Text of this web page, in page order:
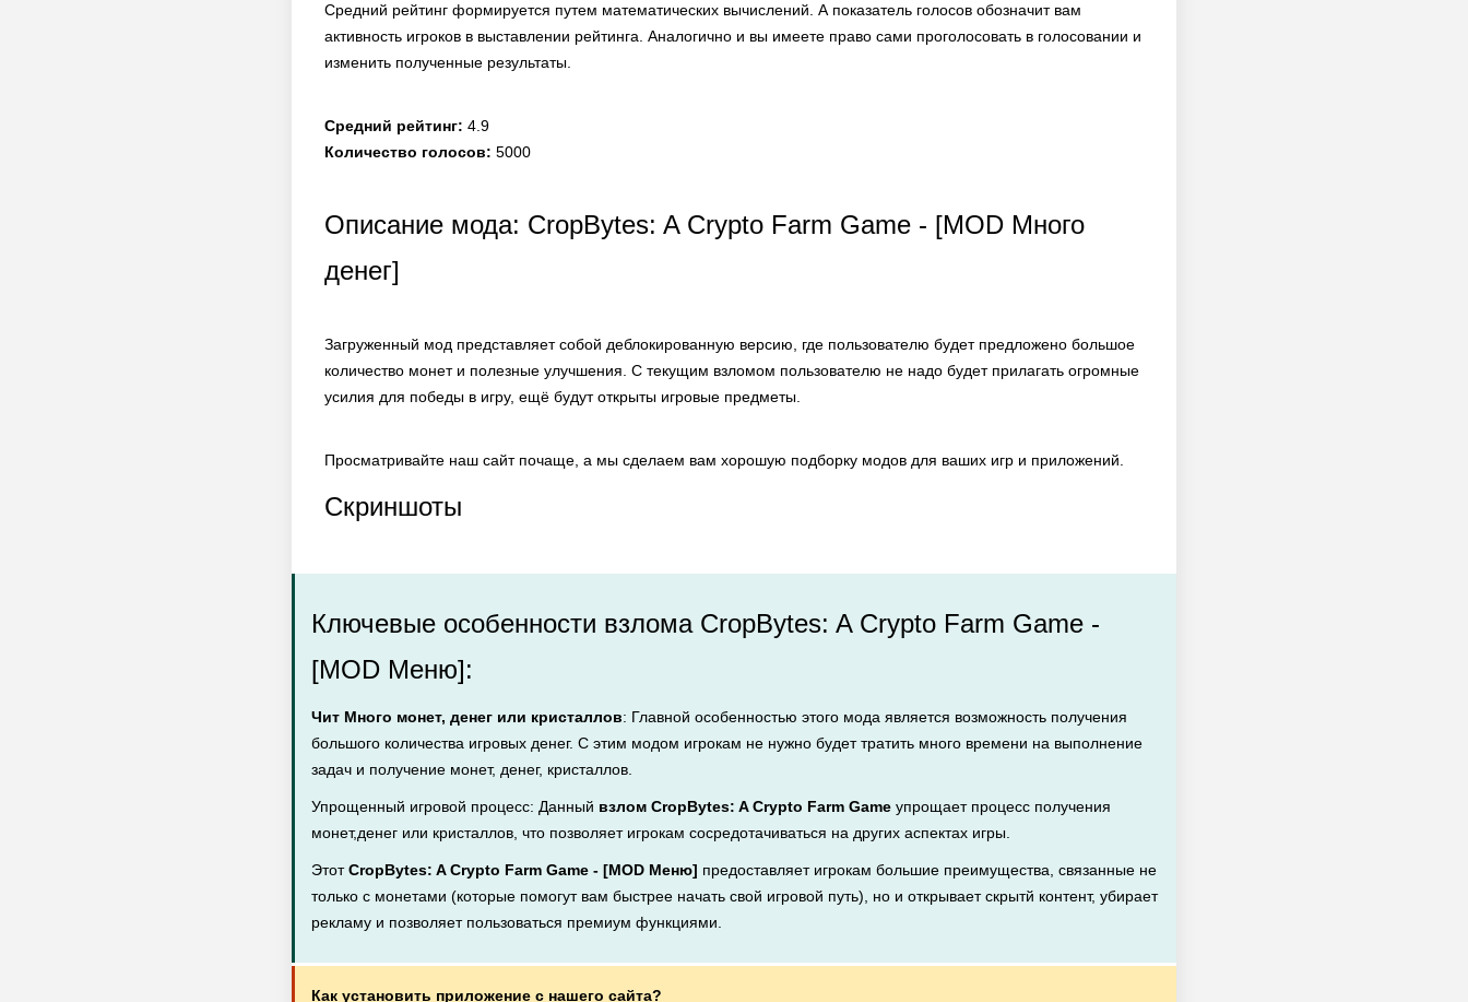
Средний рейтинг формируется путем математических вычислений. А показатель голосов обозначит вам
активность игроков в выставлении рейтинга. Аналогично и вы имеете право сами проголосовать в голосовании и
изменить полученные результаты.
Средний рейтинг: 4.9
Количество голосов: 5000
Описание мода: CropBytes: A Crypto Farm Game - [MOD Много
денег]
Загруженный мод представляет собой деблокированную версию, где пользователю будет предложено большое
количество монет и полезные улучшения. С текущим взломом пользователю не надо будет прилагать огромные
усилия для победы в игру, ещё будут открыты игровые предметы.
Просматривайте наш сайт почаще, а мы сделаем вам хорошую подборку модов для ваших игр и приложений.
Скриншоты
Ключевые особенности взлома CropBytes: A Crypto Farm Game -
[MOD Меню]:
Чит Много монет, денег или кристаллов: Главной особенностью этого мода является возможность получения
большого количества игровых денег. С этим модом игрокам не нужно будет тратить много времени на выполнение
задач и получение монет, денег, кристаллов.
Упрощенный игровой процесс: Данный взлом CropBytes: A Crypto Farm Game упрощает процесс получения
монет,денег или кристаллов, что позволяет игрокам сосредотачиваться на других аспектах игры.
ЭтотCropBytes: A Crypto Farm Game - [MOD Меню] предоставляет игрокам большие преимущества, связанные не
только с монетами (которые помогут вам быстрее начать свой игровой путь), но и открывает скрытй контент, убирает
рекламу и позволяет пользоваться премиум функциями.
Как установить приложение с нашего сайта?